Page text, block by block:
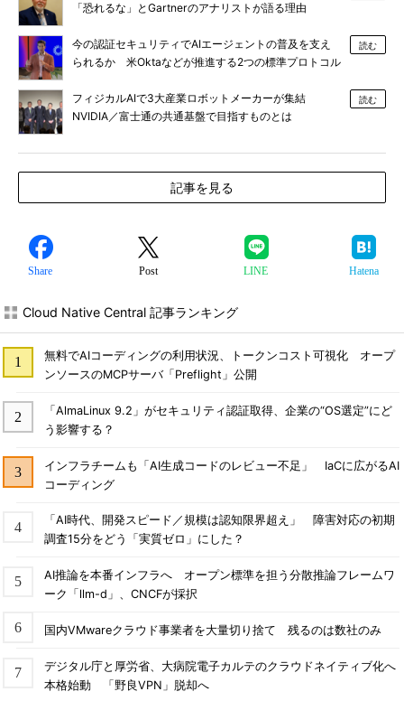
「恐れるな」とGartnerのアナリストが語る理由
今の認証セキュリティでAIエージェントの普及を支え
られるか 米Oktaなどが推進する2つの標準プロトコル
読む
フィジカルAIで3大産業ロボットメーカーが集結
NVIDIA／富士通の共通基盤で目指すものとは
読む
記事を見る
Share Post LINE Hatena
Cloud Native Central 記事ランキング
無料でAIコーディングの利用状況、トークンコスト可視化 オープ
ンソースのMCPサーバ「Preflight」公開
「AlmaLinux 9.2」がセキュリティ認証取得、企業の“OS選定”にど
う影響する？
インフラチームも「AI生成コードのレビュー不足」 IaCに広がるAI
コーディング
「AI時代、開発スピード／規模は認知限界超え」 障害対応の初期
調査15分をどう「実質ゼロ」にした？
AI推論を本番インフラへ オープン標準を担う分散推論フレームワ
ーク「llm-d」、CNCFが採択
国内VMwareクラウド事業者を大量切り捨て 残るのは数社のみ
デジタル庁と厚労省、大病院電子カルテのクラウドネイティブ化へ
本格始動 「野良VPN」脱却へ